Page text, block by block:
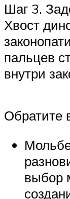
Шаг 3.
Хвост
пальцев
внутри
Обратите
выбор